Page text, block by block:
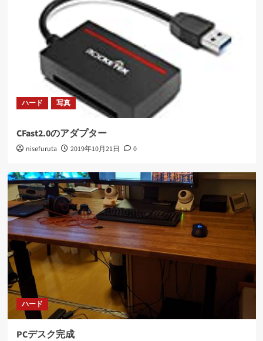
ハード 写真
CFast2.0のアダプター
nisefuruta 2019年10月21日 0
ハード
PCデスク完成